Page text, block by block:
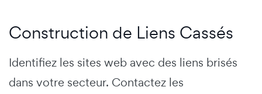
Construction de Liens Cassés
Identifiez les sites web avec des liens brisés
dans votre secteur. Contactez les